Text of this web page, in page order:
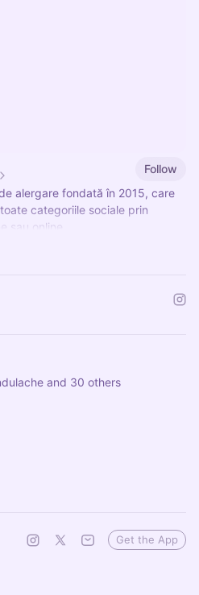
Follow
alergare fondată în 2015, care
categoriile sociale prin
sau online.
and 30 others
Get the App